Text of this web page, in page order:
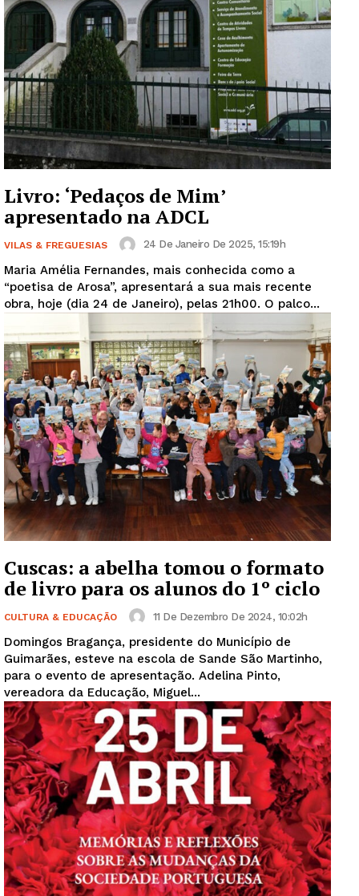
Guimarães, agora!
Livro: ‘Pedaços de Mim’
apresentado na ADCL
VILAS & FREGUESIAS 24 De Janeiro De 2025, 15:19h
Maria Amélia Fernandes, mais conhecida como a
“poetisa de Arosa”, apresentará a sua mais recente
obra, hoje (dia 24 de Janeiro), pelas 21h00. O palco...
Cuscas: a abelha tomou o formato
de livro para os alunos do 1º ciclo
CULTURA & EDUCAÇÃO 11 De Dezembro De 2024, 10:02h
Domingos Bragança, presidente do Município de
Guimarães, esteve na escola de Sande São Martinho,
para o evento de apresentação. Adelina Pinto,
vereadora da Educação, Miguel...